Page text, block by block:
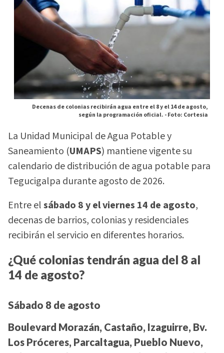
Decenas de colonias recibirán agua entre el 8 y el 14 de agosto,
según la programación oficial. -Foto: Cortesia
La Unidad Municipal de Agua Potable y
Saneamiento (UMAPS) mantiene vigente su
calendario de distribución de agua potable para
Tegucigalpa durante agosto de 2026.
Entre elsábado 8 y el viernes 14 de agosto,
decenas de barrios, colonias y residenciales
recibirán el servicio en diferentes horarios.
¿Qué colonias tendrán agua del 8 al
14 de agosto?
Sábado 8 de agosto
Boulevard Morazán, Castaño, Izaguirre, Bv.
Los Próceres, Parcaltagua, Pueblo Nuevo,